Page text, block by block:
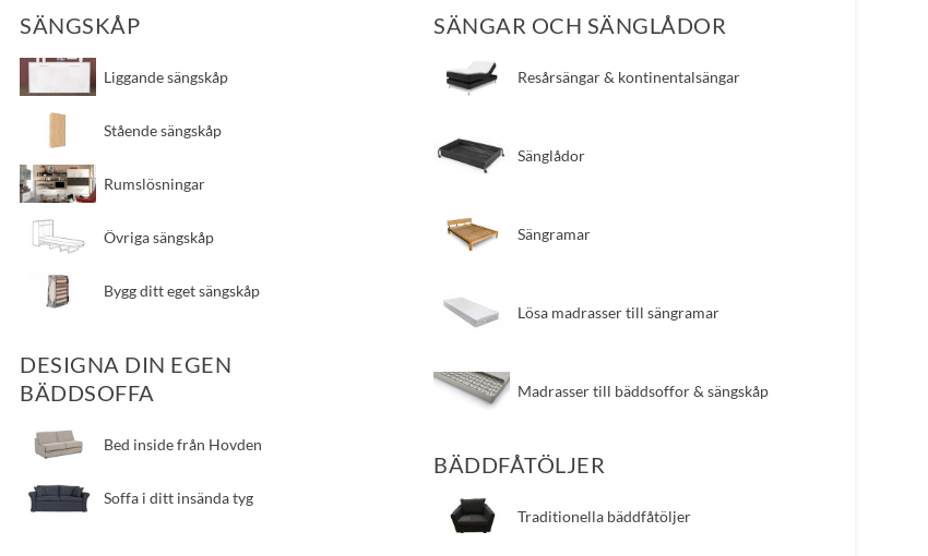
SÄNGSKÅP
​Liggande sängskåp
​Stående sängskåp
​Rumslösningar
​Övriga sängskåp
​Bygg ditt eget sängskåp
DESIGNA DIN EGEN
BÄDDSOFFA
​Bed inside från Hovden
Soffa i ditt insända tyg
SÄNGAR OCH SÄNGLÅDOR
​Resårsängar & kontinentalsängar
​Sänglådor
​Sängramar
​Lösa madrasser till sängramar
​Madrasser till bäddsoffor & sängskåp
BÄDDFÅTÖLJER
​Traditionella bäddfåtöljer